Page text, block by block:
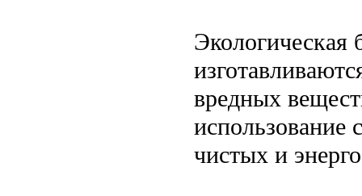
Экологическая
вредных
использование
чистых и